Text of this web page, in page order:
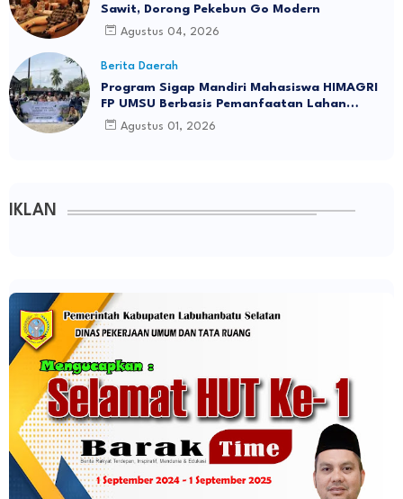
Sawit, Dorong Pekebun Go Modern
Agustus 04, 2026
Berita Daerah
Program Sigap Mandiri Mahasiswa HIMAGRI
FP UMSU Berbasis Pemanfaatan Lahan
Pekarangan Sebagai Ketahanan Pangan
Adaptif Di Desa Mekar Sawit
Agustus 01, 2026
IKLAN